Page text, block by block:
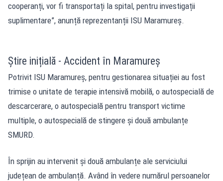
cooperanți, vor fi transportați la spital, pentru investigații
suplimentare”, anunță reprezentanții ISU Maramureș.
Știre inițială - Accident în Maramureș
Potrivit ISU Maramureș, pentru gestionarea situației au fost
trimise o unitate de terapie intensivă mobilă, o autospecială de
descarcerare, o autospecială pentru transport victime
multiple, o autospecială de stingere și două ambulanțe
SMURD.
În sprijin au intervenit și două ambulanțe ale serviciului
județean de ambulanță. Având în vedere numărul persoanelor